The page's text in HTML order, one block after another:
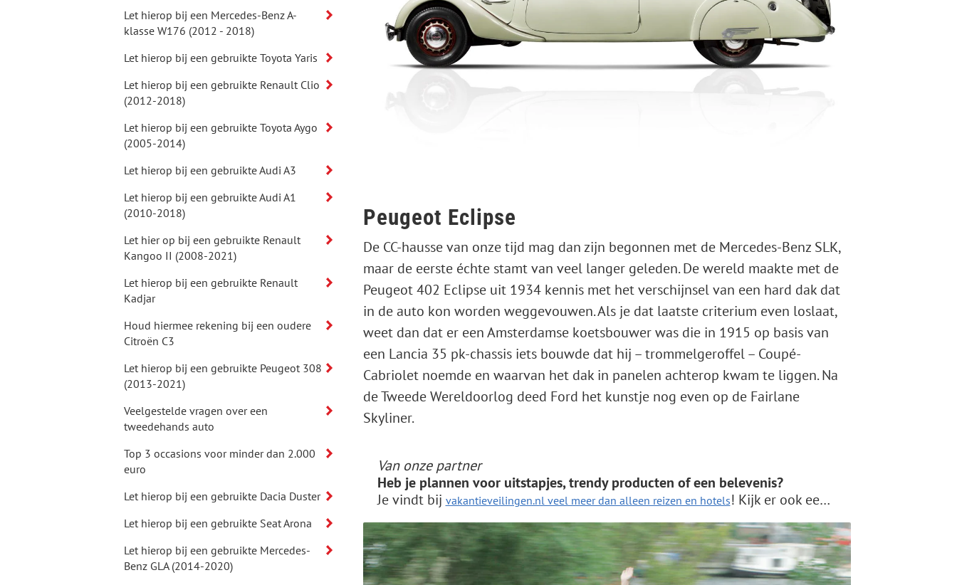
Peugeot Eclipse
De CC-hausse van onze tijd mag dan zijn begonnen met de Mercedes-Benz SLK,
maar de eerste échte stamt van veel langer geleden. De wereld maakte met de
Peugeot 402 Eclipse uit 1934 kennis met het verschijnsel van een hard dak dat
in de auto kon worden weggevouwen. Als je dat laatste criterium even loslaat,
weet dan dat er een Amsterdamse koetsbouwer was die in 1915 op basis van
een Lancia 35 pk-chassis iets bouwde dat hij – trommelgeroffel – Coupé-
Cabriolet noemde en waarvan het dak in panelen achterop kwam te liggen. Na
de Tweede Wereldoorlog deed Ford het kunstje nog even op de Fairlane
Skyliner.
Van onze partner
Heb je plannen voor uitstapjes, trendy producten of een belevenis?
Je vindt bij vakantieveilingen.nl veel meer dan alleen reizen en hotels! Kijk er ook eens voor dagjes uit, het huren van een supercar en veel meer!
Let hierop bij een Mercedes-Benz A-
klasse W176 (2012 - 2018)
Let hierop bij een gebruikte Toyota Yaris
Let hierop bij een gebruikte Renault Clio
(2012-2018)
Let hierop bij een gebruikte Toyota Aygo
(2005-2014)
Let hierop bij een gebruikte Audi A3
Let hierop bij een gebruikte Audi A1
(2010-2018)
Let hier op bij een gebruikte Renault
Kangoo II (2008-2021)
Let hierop bij een gebruikte Renault
Kadjar
Houd hiermee rekening bij een oudere
Citroën C3
Let hierop bij een gebruikte Peugeot 308
(2013-2021)
Veelgestelde vragen over een
tweedehands auto
Top 3 occasions voor minder dan 2.000
euro
Let hierop bij een gebruikte Dacia Duster
Let hierop bij een gebruikte Seat Arona
Let hierop bij een gebruikte Mercedes-
Benz GLA (2014-2020)